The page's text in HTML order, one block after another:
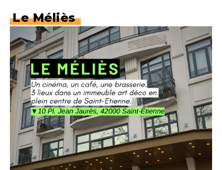
Le Méliès